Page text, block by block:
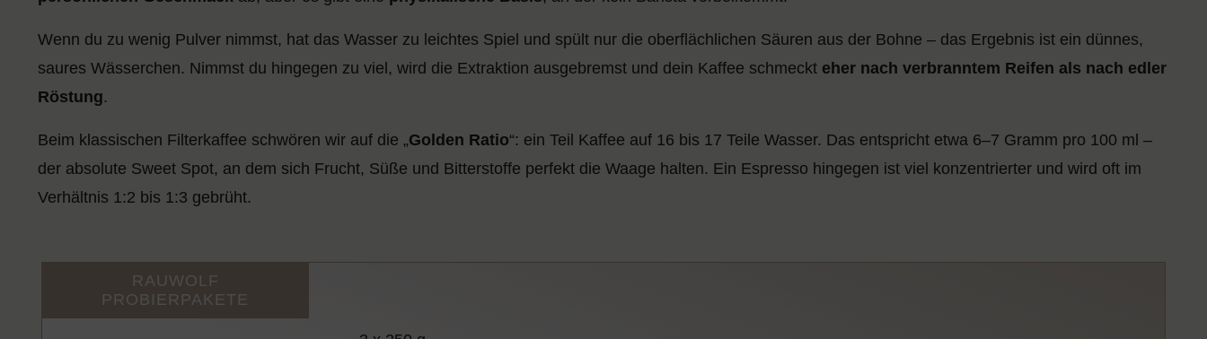
Wenn du zu wenig Pulver nimmst, hat das Wasser zu leichtes Spiel und spült nur die oberflächlichen Säuren aus der Bohne – das Ergebnis ist ein dünnes,
saures Wässerchen. Nimmst du hingegen zu viel, wird die Extraktion ausgebremst und dein Kaffee schmeckt eher nach verbranntem Reifen als nach edler
Röstung.
Beim klassischen Filterkaffee schwören wir auf die „Golden Ratio“: ein Teil Kaffee auf 16 bis 17 Teile Wasser. Das entspricht etwa 6–7 Gramm pro 100 ml –
der absolute Sweet Spot, an dem sich Frucht, Süße und Bitterstoffe perfekt die Waage halten. Ein Espresso hingegen ist viel konzentrierter und wird oft im
Verhältnis 1:2 bis 1:3 gebrüht.
RAUWOLF
PROBIERPAKETE